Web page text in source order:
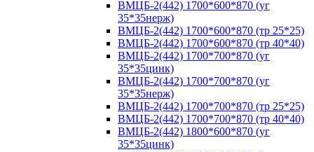
ВМЦБ-2(442) 1700*600*870 (уг
35*35нерж)
ВМЦБ-2(442) 1700*600*870 (тр 25*25)
ВМЦБ-2(442) 1700*600*870 (тр 40*40)
ВМЦБ-2(442) 1700*700*870 (уг
35*35цинк)
ВМЦБ-2(442) 1700*700*870 (уг
35*35нерж)
ВМЦБ-2(442) 1700*700*870 (тр 25*25)
ВМЦБ-2(442) 1700*700*870 (тр 40*40)
ВМЦБ-2(442) 1800*600*870 (уг
35*35цинк)